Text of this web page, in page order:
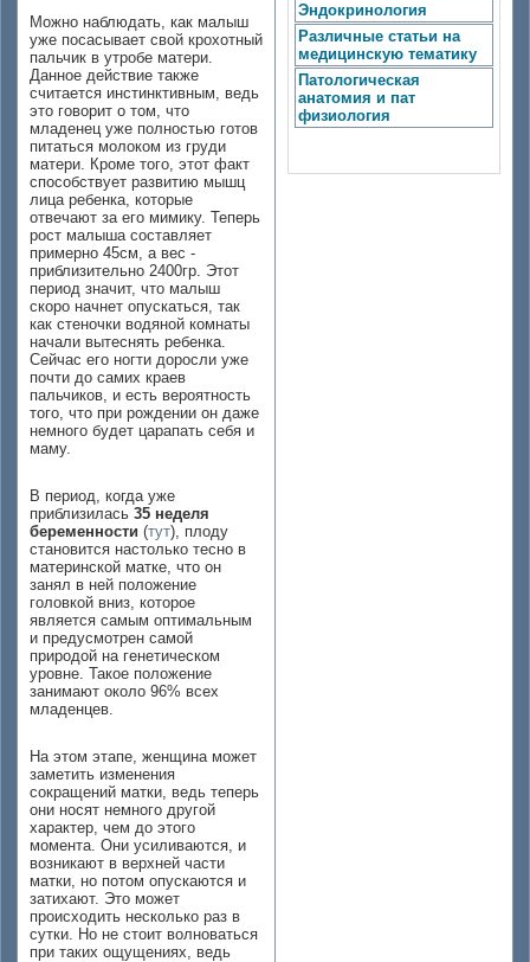
Можно наблюдать, как малыш
уже посасывает свой крохотный
пальчик в утробе матери.
Данное действие также
считается инстинктивным, ведь
это говорит о том, что
младенец уже полностью готов
питаться молоком из груди
матери. Кроме того, этот факт
способствует развитию мышц
лица ребенка, которые
отвечают за его мимику. Теперь
рост малыша составляет
примерно 45см, а вес -
приблизительно 2400гр. Этот
период значит, что малыш
скоро начнет опускаться, так
как стеночки водяной комнаты
начали вытеснять ребенка.
Сейчас его ногти доросли уже
почти до самих краев
пальчиков, и есть вероятность
того, что при рождении он даже
немного будет царапать себя и
маму.
В период, когда уже
приблизилась 35 неделя
беременности (тут), плоду
становится настолько тесно в
материнской матке, что он
занял в ней положение
головкой вниз, которое
является самым оптимальным
и предусмотрен самой
природой на генетическом
уровне. Такое положение
занимают около 96% всех
младенцев.
На этом этапе, женщина может
заметить изменения
сокращений матки, ведь теперь
они носят немного другой
характер, чем до этого
момента. Они усиливаются, и
возникают в верхней части
матки, но потом опускаются и
затихают. Это может
происходить несколько раз в
сутки. Но не стоит волноваться
при таких ощущениях, ведь
Эндокринология
Различные статьи на
медицинскую тематику
Патологическая
анатомия и пат
физиология